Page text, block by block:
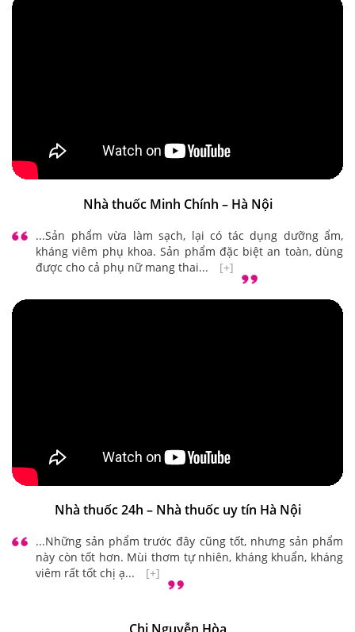
Nhà thuốc Minh Chính – Hà Nội
...Sản phẩm vừa làm sạch, lại có tác dụng dưỡng ẩm,
kháng viêm phụ khoa. Sản phẩm đặc biệt an toàn, dùng
được cho cả phụ nữ mang thai...
[+]
Nhà thuốc 24h – Nhà thuốc uy tín Hà Nội
...Những sản phẩm trước đây cũng tốt, nhưng sản phẩm
này còn tốt hơn. Mùi thơm tự nhiên, kháng khuẩn, kháng
viêm rất tốt chị ạ...
[+]
Chị Nguyễn Hòa